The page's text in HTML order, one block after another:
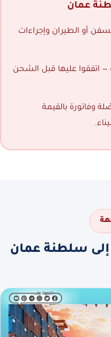
عمان
أو الطيران وإجراءات
— اتفقوا عليها قبل الشحن
وفاتورة بالقيمة
سلطنة عمان